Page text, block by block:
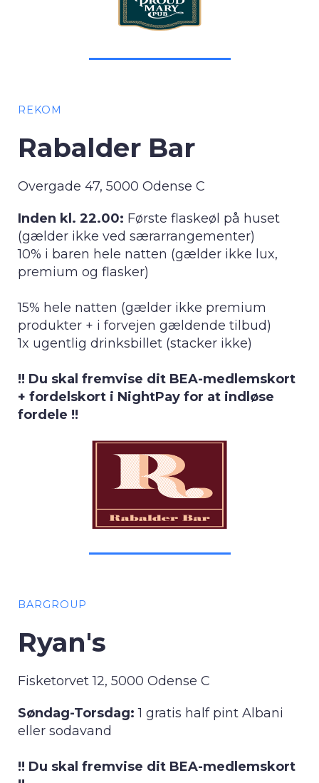
REKOM
Rabalder Bar
Overgade 47, 5000 Odense C
Inden kl. 22.00: Første flaskeøl på huset
(gælder ikke ved særarrangementer)
10% i baren hele natten (gælder ikke lux,
premium og flasker)
15% hele natten (gælder ikke premium
produkter + i forvejen gældende tilbud)
1x ugentlig drinksbillet (stacker ikke)
!! Du skal fremvise dit BEA-medlemskort
+ fordelskort i NightPay for at indløse
fordele !!
BARGROUP
Ryan's
Fisketorvet 12, 5000 Odense C
Søndag-Torsdag:1 gratis half pint Albani
eller sodavand
!! Du skal fremvise dit BEA-medlemskort